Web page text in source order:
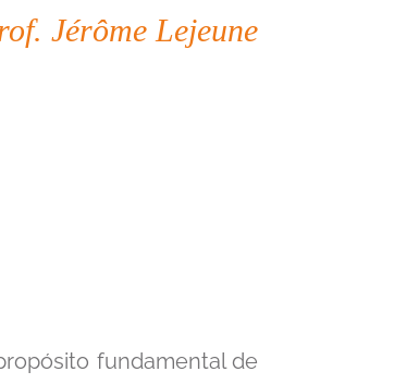
Jérôme Lejeune
fundamental de